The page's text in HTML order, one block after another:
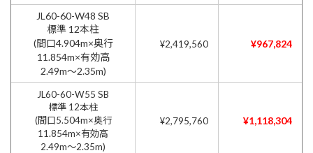
JL60-60-W48 SB
標準 12本柱
(間口4.904m×奥行
11.854m×有効高
2.49m〜2.35m)
¥2,419,560 ¥967,824
JL60-60-W55 SB
標準 12本柱
(間口5.504m×奥行
11.854m×有効高
2.49m〜2.35m)
¥2,795,760 ¥1,118,304